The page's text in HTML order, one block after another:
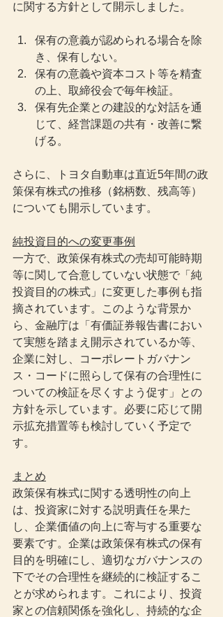
に関する方針として開示しました。
保有の意義が認められる場合を除
き、保有しない。
保有の意義や資本コスト等を精査
の上、取締役会で毎年検証。
保有先企業との建設的な対話を通
じて、経営課題の共有・改善に繋
げる。
さらに、トヨタ自動車は直近5年間の政
策保有株式の推移（銘柄数、残高等）
についても開示しています。
純投資目的への変更事例
一方で、政策保有株式の売却可能時期
等に関して合意していない状態で「純
投資目的の株式」に変更した事例も指
摘されています。このような背景か
ら、金融庁は「有価証券報告書におい
て実態を踏まえ開示されているか等、
企業に対し、コーポレートガバナン
ス・コードに照らして保有の合理性に
ついての検証を尽くすよう促す」との
方針を示しています。必要に応じて開
示拡充措置等も検討していく予定で
す。
まとめ
政策保有株式に関する透明性の向上
は、投資家に対する説明責任を果た
し、企業価値の向上に寄与する重要な
要素です。企業は政策保有株式の保有
目的を明確にし、適切なガバナンスの
下でその合理性を継続的に検証するこ
とが求められます。これにより、投資
家との信頼関係を強化し、持続的な企